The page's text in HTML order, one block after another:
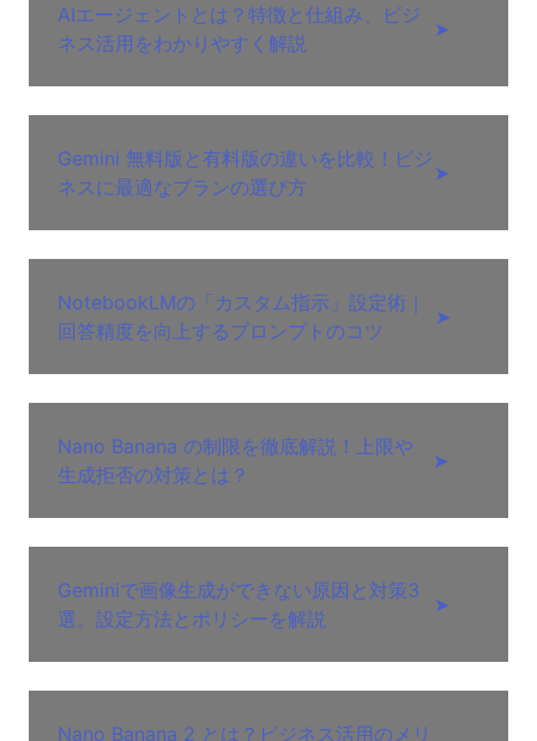
AIエージェントとは？特徴と仕組み、ビジ
ネス活用をわかりやすく解説
➤
Gemini 無料版と有料版の違いを比較！ビジ
ネスに最適なプランの選び方
➤
NotebookLMの「カスタム指示」設定術｜
回答精度を向上するプロンプトのコツ
➤
Nano Banana の制限を徹底解説！上限や
生成拒否の対策とは？
➤
Geminiで画像生成ができない原因と対策3
選。設定方法とポリシーを解説
➤
Nano Banana 2 とは？ビジネス活用のメリ